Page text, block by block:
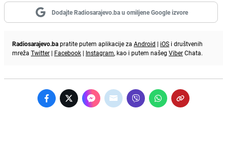
Dodajte Radiosarajevo.ba u omiljene Google izvore
Radiosarajevo.bapratite putem aplikacije za Android | iOS i društvenih
mreža Twitter | Facebook | Instagram, kao i putem našeg ViberChata.